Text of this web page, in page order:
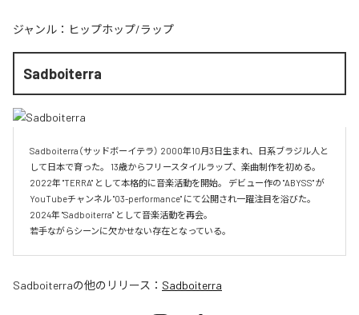
ジャンル： ヒップホップ/ラップ
Sadboiterra
Sadboiterra（サッドボーイテラ） 2000年10月3日生まれ、日系ブラジル人と
して日本で育った。 13歳からフリースタイルラップ、楽曲制作を初める。
2022年 "TERRA" として本格的に音楽活動を開始。 デビュー作の "ABYSS" が
YouTubeチャンネル "03-performance" にて公開され一躍注目を浴びた。
2024年 "Sadboiterra" として音楽活動を再会。
若手ながらシーンに欠かせない存在となっている。
Sadboiterraの他のリリース： Sadboiterra